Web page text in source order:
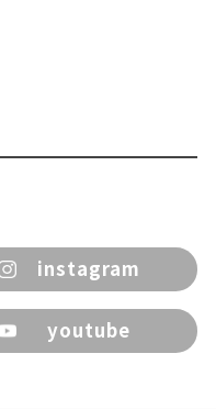
instagram
youtube